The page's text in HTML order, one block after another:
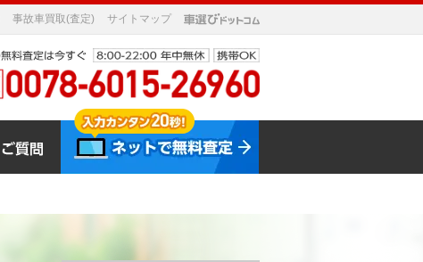
事故車買取(査定) サイトマップ